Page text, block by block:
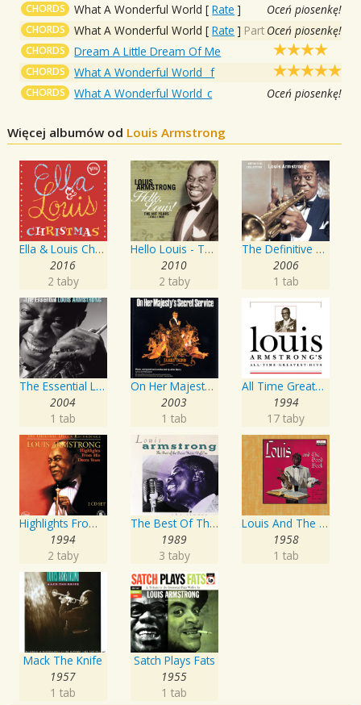
CHORDS What A Wonderful World [Rate ] Oceń piosenkę!
CHORDS What A Wonderful World [Rate ] Part Oceń piosenkę!
CHORDS Dream A Little Dream Of Me
CHORDS What A Wonderful World _f
CHORDS What A Wonderful World_c Oceń piosenkę!
Więcej albumów od Louis Armstrong
Ella & Louis Christmas
2016
2 taby
Hello Louis - The Hit Years
2010
2 taby
The Definitive Collection
2006
1 tab
The Essential Louis Armstrong
2004
1 tab
On Her Majesty's Secret Service
2003
1 tab
All Time Greatest Hits
1994
17 taby
Highlights From His Decca Years
1994
2 taby
The Best Of The Decca Years Volume One: The Singer
1989
3 taby
Louis And The Good Book
1958
1 tab
Mack The Knife
1957
1 tab
Satch Plays Fats
1955
1 tab